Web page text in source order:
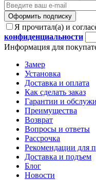
Оформить подписку
Я прочитал(а) и
конфиденциальности
Информация для
Замер
Установка
Доставка и оплата
Как сделать заказ
Гарантии и
Преимущества
Возврат
Вопросы и ответы
Рассрочка
Рекомендации для
Доставка и подъем
Блог
Новости